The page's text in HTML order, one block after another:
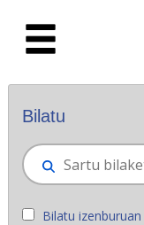
Eskuratu
Bilatu
Bilatu